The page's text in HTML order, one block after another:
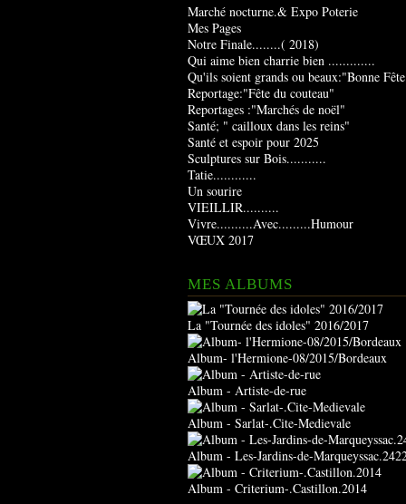
Marché nocturne.& Expo Poterie
Mes Pages
Notre Finale........( 2018)
Qui aime bien charrie bien .............
Qu'ils soient grands ou beaux:"Bonne
Reportage:"Fête du couteau"
Reportages :"Marchés de noël"
Santé; " cailloux dans les reins"
Santé et espoir pour 2025
Sculptures sur Bois...........
Tatie............
Un sourire
VIEILLIR..........
Vivre..........Avec.........Humour
VŒUX 2017
MES ALBUMS
La "Tournée des idoles" 2016/2017
Album- l'Hermione-08/2015/Bordeaux
Album - Artiste-de-rue
Album - Sarlat-.Cite-Medievale
Album - Les-Jardins-de-
Album - Criterium-.Castillon.2014